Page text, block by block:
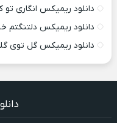
دانلود ریمیکس انگاری تو
دانلود ریمیکس دلتنگتم
دانلود ریمیکس گل توی